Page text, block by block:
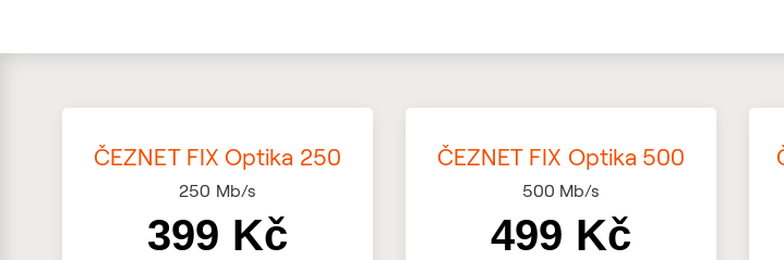
ČEZNET FIX Optika 250
250 Mb/s
399 Kč
ČEZNET FIX Optika 500
500 Mb/s
499 Kč